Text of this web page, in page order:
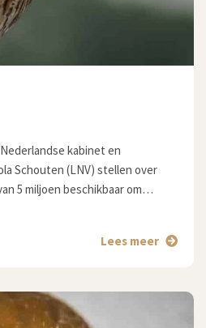
kabinet en
Schouten (LNV) stellen over
5 miljoen beschikbaar om…
Lees meer